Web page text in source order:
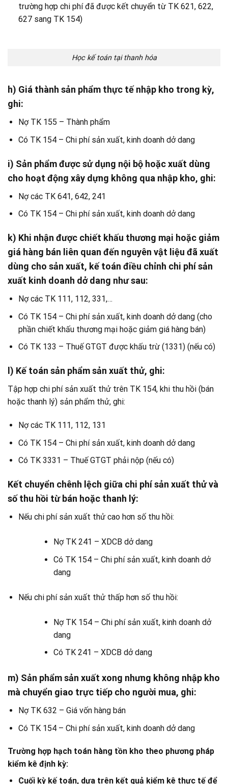
trường hợp chi phí đã được kết chuyển từ TK 621, 622,
627 sang TK 154)
Học kế toán tại thanh hóa
h) Giá thành sản phẩm thực tế nhập kho trong kỳ,
ghi:
Nợ TK 155 – Thành phẩm
Có TK 154 – Chi phí sản xuất, kinh doanh dở dang
i) Sản phẩm được sử dụng nội bộ hoặc xuất dùng
cho hoạt động xây dựng không qua nhập kho, ghi:
Nợ các TK 641, 642, 241
Có TK 154 – Chi phí sản xuất, kinh doanh dở dang
k) Khi nhận được chiết khấu thương mại hoặc giảm
giá hàng bán liên quan đến nguyên vật liệu đã xuất
dùng cho sản xuất, kế toán điều chỉnh chi phí sản
xuất kinh doanh dở dang như sau:
Nợ các TK 111, 112, 331,…
Có TK 154 – Chi phí sản xuất, kinh doanh dở dang (cho
phần chiết khấu thương mại hoặc giảm giá hàng bán)
Có TK 133 – Thuế GTGT được khấu trừ (1331) (nếu có)
l) Kế toán sản phẩm sản xuất thử, ghi:
Tập hợp chi phí sản xuất thử trên TK 154, khi thu hồi (bán
hoặc thanh lý) sản phẩm thử, ghi:
Nợ các TK 111, 112, 131
Có TK 154 – Chi phí sản xuất, kinh doanh dở dang
Có TK 3331 – Thuế GTGT phải nộp (nếu có)
Kết chuyển chênh lệch giữa chi phí sản xuất thử và
số thu hồi từ bán hoặc thanh lý:
Nếu chi phí sản xuất thử cao hơn số thu hồi:
Nợ TK 241 – XDCB dở dang
Có TK 154 – Chi phí sản xuất, kinh doanh dở
dang
Nếu chi phí sản xuất thử thấp hơn số thu hồi:
Nợ TK 154 – Chi phí sản xuất, kinh doanh dở
dang
Có TK 241 – XDCB dở dang
m) Sản phẩm sản xuất xong nhưng không nhập kho
mà chuyển giao trực tiếp cho người mua, ghi:
Nợ TK 632 – Giá vốn hàng bán
Có TK 154 – Chi phí sản xuất, kinh doanh dở dang
Trường hợp hạch toán hàng tồn kho theo phương pháp
kiểm kê định kỳ:
Cuối kỳ kế toán, dựa trên kết quả kiểm kê thực tế để